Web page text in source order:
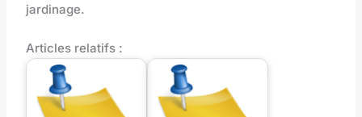
jardinage.
Articles relatifs :